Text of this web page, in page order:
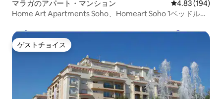
り、A-7をいくつかの区間で走行します。
バスで バスを選択し、マラガまたはマル
ベーリャを目的地とする場合、旅行者は
空港から市内まで直接バスで行くことが
できます。 EMT（マラガ交通会社）の19
番線（ www.emtmalaga.es ）は、空港と
マラガの中心部を結び、途中で停車しま
す。サービスの頻度は20分から40分で
す。同路線は、パセオ・デ・ロス・ティ
ロスにある首都のバス停に停車します。
マラガのアパート・マンション レビュー194
4.83 (194)
Home Art Apartments Soho、Homeart Soho 1ベッドルー
ゲストチョイス
ゲストチョイス